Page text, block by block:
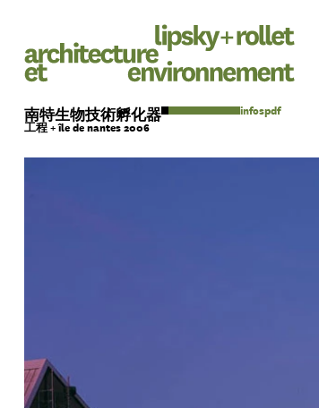
南特生物技術孵化器
工程 + île de nantes 2006
pdf